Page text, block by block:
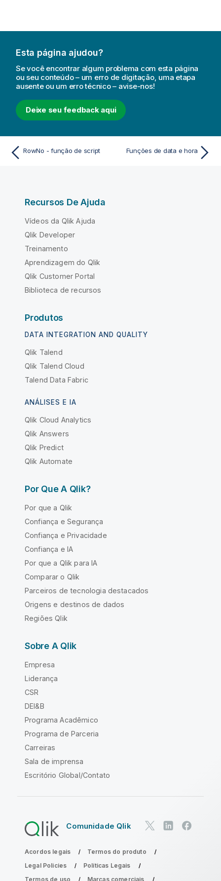
Esta página ajudou?
Se você encontrar algum problema com esta página
ou seu conteúdo – um erro de digitação, uma etapa
ausente ou um erro técnico – avise-nos!
Deixe seu feedback aqui
RowNo - função de script Funções de data e hora
Recursos De Ajuda
Vídeos da Qlik Ajuda
Qlik Developer
Treinamento
Aprendizagem do Qlik
Qlik Customer Portal
Biblioteca de recursos
Produtos
DATA INTEGRATION AND QUALITY
Qlik Talend
Qlik Talend Cloud
Talend Data Fabric
ANÁLISES E IA
Qlik Cloud Analytics
Qlik Answers
Qlik Predict
Qlik Automate
Por Que A Qlik?
Por que a Qlik
Confiança e Segurança
Confiança e Privacidade
Confiança e IA
Por que a Qlik para IA
Comparar o Qlik
Parceiros de tecnologia destacados
Origens e destinos de dados
Regiões Qlik
Sobre A Qlik
Empresa
Liderança
CSR
DEI&B
Programa Acadêmico
Programa de Parceria
Carreiras
Sala de imprensa
Escritório Global/Contato
Comunidade Qlik
Acordos legais
Termos do produto
Legal Policies
Políticas Legais
Termos de uso
Marcas comerciais